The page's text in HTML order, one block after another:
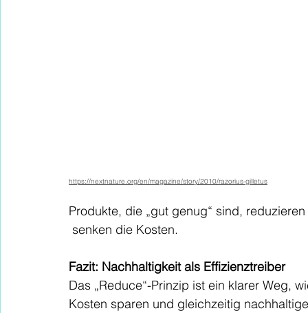
https://nextnature.org/en/magazine/story/2010/razorius-gilletus
Produkte, die „gut genug“ sind,
senken die Kosten.
Fazit: Nachhaltigkeit als Effizienztreiber
Das „Reduce“-Prinzip ist ein klarer Weg,
Kosten sparen und gleichzeitig